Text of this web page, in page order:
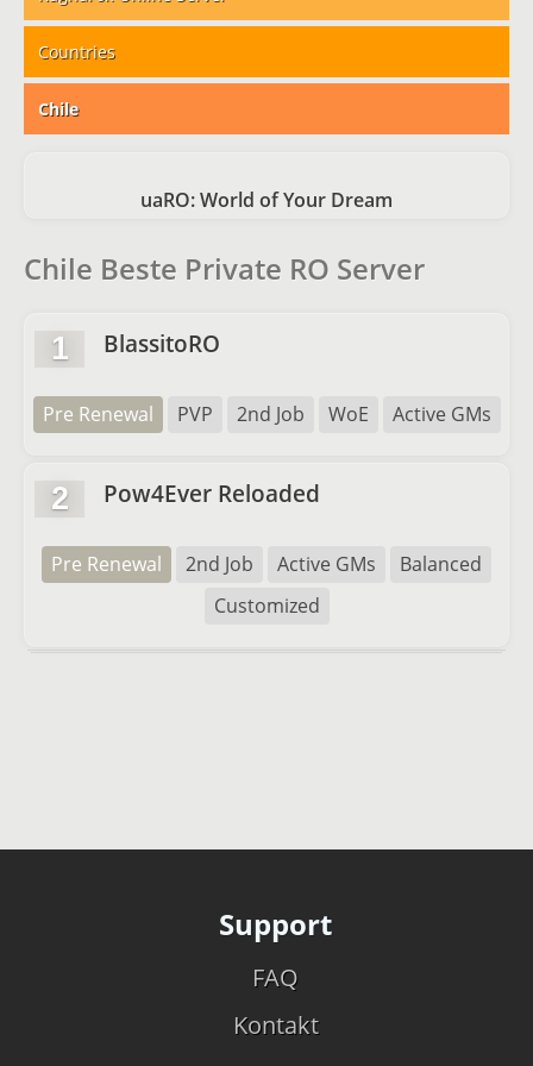
Countries
Chile
uaRO: World of Your Dream
Chile Beste Private RO Server
1 BlassitoRO
Pre Renewal PVP 2nd Job WoE Active GMs
2 Pow4Ever Reloaded
Pre Renewal 2nd Job Active GMs
Balanced
Customized
Support
FAQ
Kontakt